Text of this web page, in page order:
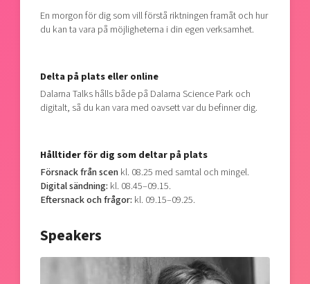
En morgon för dig som vill förstå riktningen framåt och hur
du kan ta vara på möjligheterna i din egen verksamhet.
Delta på plats eller online
Dalarna Talks hålls både på Dalarna Science Park och
digitalt, så du kan vara med oavsett var du befinner dig.
Hålltider för dig som deltar på plats
Försnack från scenkl. 08.25 med samtal och mingel.
Digital sändning: kl. 08.45–09.15.
Eftersnack och frågor: kl. 09.15–09.25.
Speakers